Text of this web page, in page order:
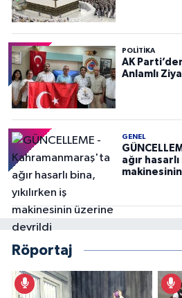
POLITIKA
AK
Anlamlı
GENEL
ağır hasarlı
Röportaj